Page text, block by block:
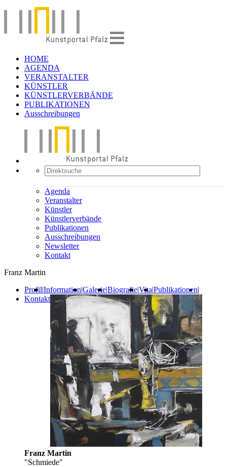
HOME
AGENDA
VERANSTALTER
KÜNSTLER
KÜNSTLERVERBÄNDE
PUBLIKATIONEN
Ausschreibungen
Agenda
Veranstalter
Künstler
Künstlerverbände
Publikationen
Ausschreibungen
Newsletter
Kontakt
Franz Martin
Profil|Information|Galerie|Biografie|Vita|Publikationen|
Kontakt
Franz Martin
"Schmiede"